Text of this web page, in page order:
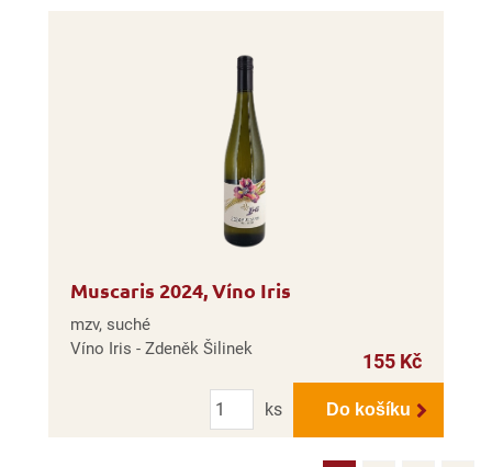
Muscaris 2024, Víno Iris
mzv, suché
Víno Iris - Zdeněk Šilinek
155 Kč
Počet
ks
Do košíku